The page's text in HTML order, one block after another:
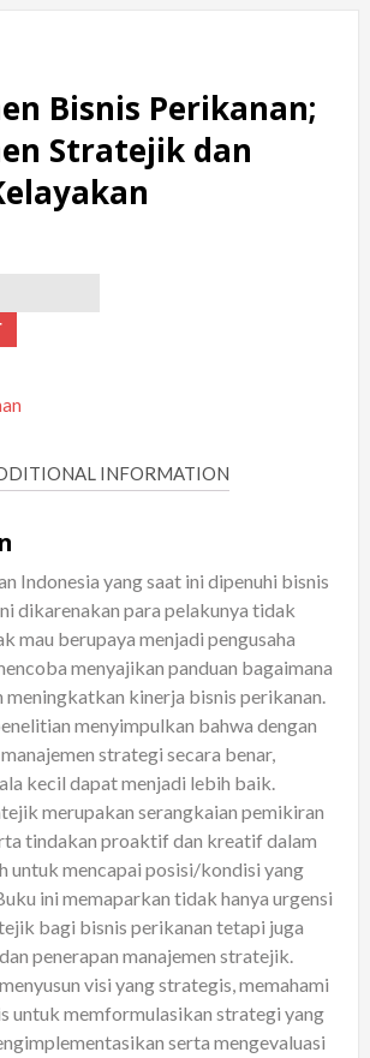
Bisnis Perikanan;
Stratejik dan
INFORMATION
Indonesia yang saat ini dipenuhi bisnis
dikarenakan para pelakunya tidak
mau berupaya menjadi pengusaha
menyajikan panduan bagaimana
meningkatkan kinerja bisnis perikanan.
menyimpulkan bahwa dengan
strategi secara benar,
kecil dapat menjadi lebih baik.
merupakan serangkaian pemikiran
tindakan proaktif dan kreatif dalam
untuk mencapai posisi/kondisi yang
ini memaparkan tidak hanya urgensi
bagi bisnis perikanan tetapi juga
penerapan manajemen stratejik.
visi yang strategis, memahami
untuk memformulasikan strategi yang
serta mengevaluasi